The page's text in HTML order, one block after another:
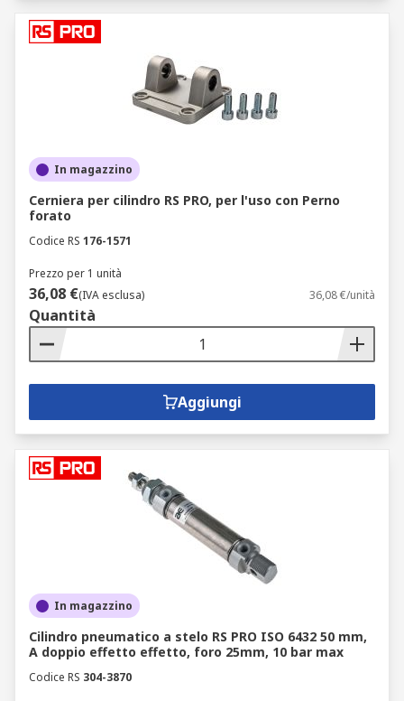
In magazzino
Cerniera per cilindro RS PRO, per l'uso con Perno
forato
Codice RS 176-1571
Prezzo per 1 unità
36,08 €(IVA esclusa) 36,08 €/unità
Quantità
Aggiungi
In magazzino
Cilindro pneumatico a stelo RS PRO ISO 6432 50 mm,
A doppio effetto effetto, foro 25mm, 10 bar max
Codice RS 304-3870